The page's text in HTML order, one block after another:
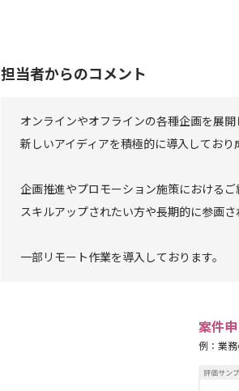
担当者からのコメント
オンラインやオフラインの各種企画を展開
新しいアイディアを積極的に導入しており
企画推進やプロモーション施策におけるご
スキルアップされたい方や長期的に参画さ
一部リモート作業を導入しております。
案件
例：業